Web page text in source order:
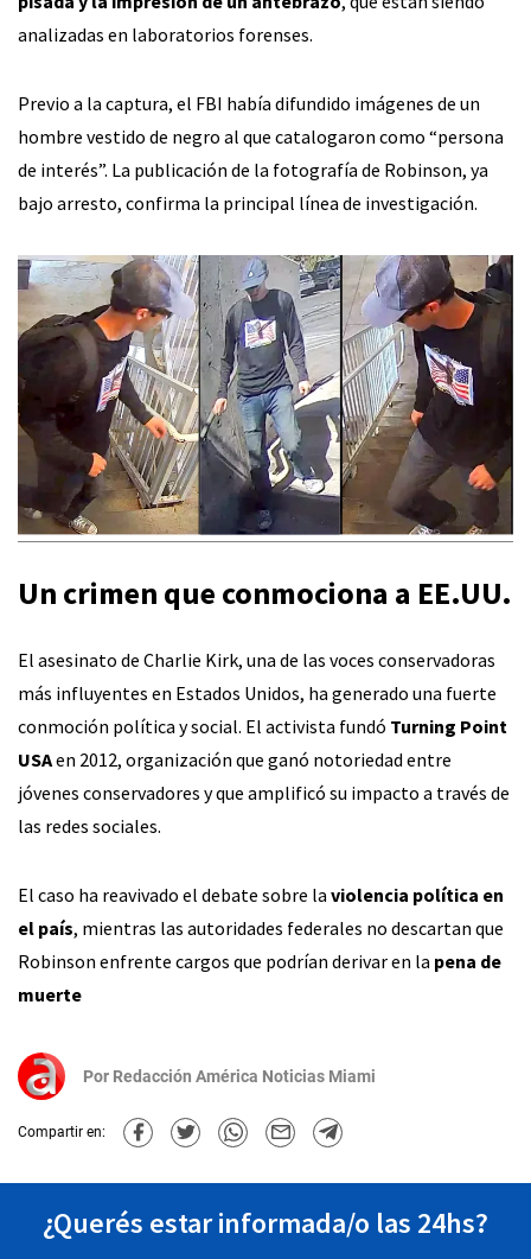
analizadas en laboratorios forenses.
Previo a la captura, el FBI había difundido imágenes de un
hombre vestido de negro al que catalogaron como “persona
de interés”. La publicación de la fotografía de Robinson, ya
bajo arresto, confirma la principal línea de investigación.
Un crimen que conmociona a EE.UU.
El asesinato de Charlie Kirk, una de las voces conservadoras
más influyentes en Estados Unidos, ha generado una fuerte
conmoción política y social. El activista fundó Turning Point
USAen 2012, organización que ganó notoriedad entre
jóvenes conservadores y que amplificó su impacto a través de
las redes sociales.
El caso ha reavivado el debate sobre la violencia política en
el país, mientras las autoridades federales no descartan que
Robinson enfrente cargos que podrían derivar en la pena de
muerte
Por Redacción América Noticias Miami
Compartir en:
¿Querés estar informada/o las 24hs?